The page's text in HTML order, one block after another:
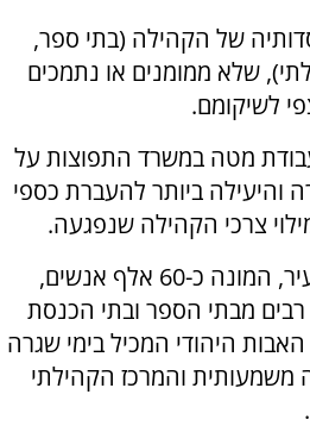
של הקהילה (בתי ספר,
שלא ממומנים או נתמכים
לשיקומם.
מטה במשרד התפוצות על
והיעילה ביותר להעברת כספי
צרכי הקהילה שנפגעה.
הקהילה היהודית של העיר, המונה כ-60 אלף אנשים,
מבתי הספר ובתי הכנסת
היהודי המכיל בימי שגרה
משמעותית והמרכז הקהילתי